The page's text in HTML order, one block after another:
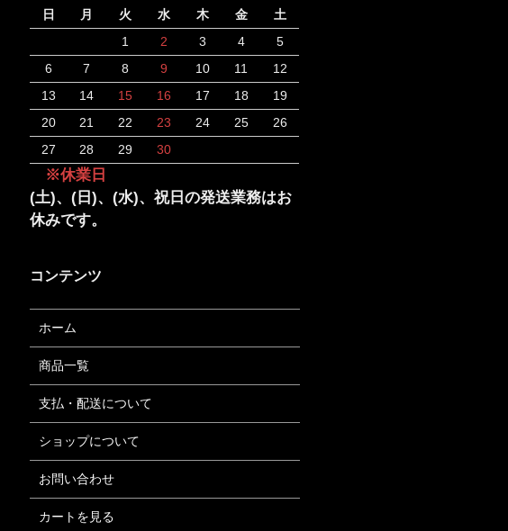
日 月 火 水 木 金
土
1
2 3 4
5
6
7 8 9 10 11
12
13
14 15 16 17 18
19
20
21 22 23 24 25
26
27
28 29 30
※休業日
(土)、(日)、(水)、祝日の発送業務はお
休みです。
コンテンツ
ホーム
商品一覧
支払・配送について
ショップについて
お問い合わせ
カートを見る